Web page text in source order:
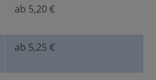
ab 5,20 €
ab 5,25 €